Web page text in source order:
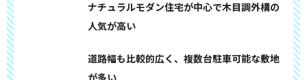
ナチュラルモダン住宅が中心で木目調外構の
人気が高い
道路幅も比較的広く、複数台駐車可能な敷地
が多い